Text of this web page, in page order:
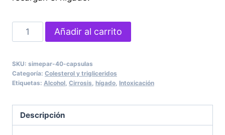
SIMEPAR
40
cantidad
Añadir al carrito
SKU: simepar-40-capsulas
Categoría: Colesterol y trigliceridos
Etiquetas: Alcohol, Cirrosis, hígado, Intoxicación
Descripción